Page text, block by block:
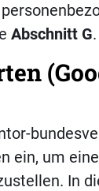
Abschnitt G.
ein, um
In